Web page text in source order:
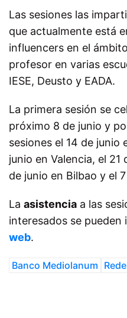
Las sesiones las
que actualmente está
influencers en el
profesor en varias
IESE, Deusto y EADA.
La primera sesión se
próximo 8 de junio y
sesiones el 14 de junio
junio en Valencia, el 21
de junio en Bilbao y el
La asistencia a las
interesados se pueden
web.
Banco Mediolanum